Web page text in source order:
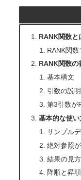
RANK関数と
RANK関数
RANK関数の
基本構文
引数の説明
第3引数が
基本的な使
サンプル
絶対参照
結果の見方
降順と昇